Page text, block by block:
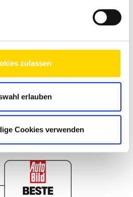
zulassen
erlauben
Cookies verwenden